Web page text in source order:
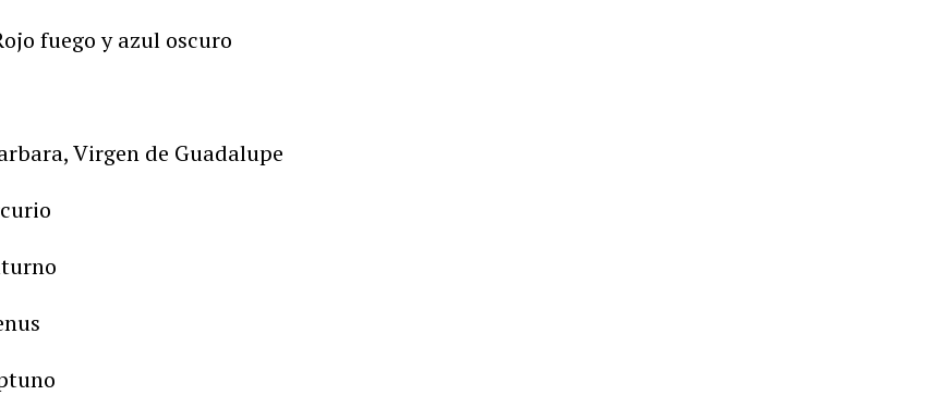
fuego y azul oscuro
Virgen de Guadalupe